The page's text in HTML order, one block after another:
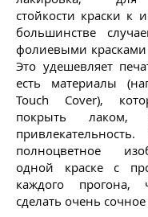
стойкости краски к
большинстве
фолиевыми красками
Это удешевляет
есть материалы
Touch Cover),
покрыть лаком,
полноцветное
одной краске с
каждого прогона,
сделать очень